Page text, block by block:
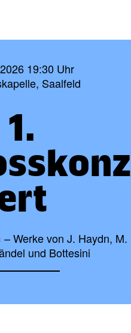
19:30 Uhr
Saalfeld
1.
Werke von J. Haydn, M.
und Bottesini